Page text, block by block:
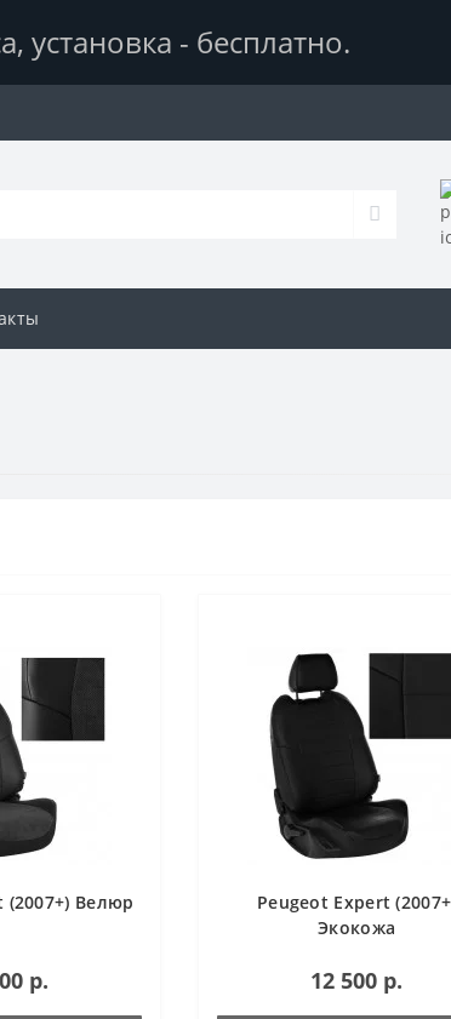
установка - бесплатно.
(2007+) Велюр
р.
Peugeot Expert
Экокожа
12 500 р.